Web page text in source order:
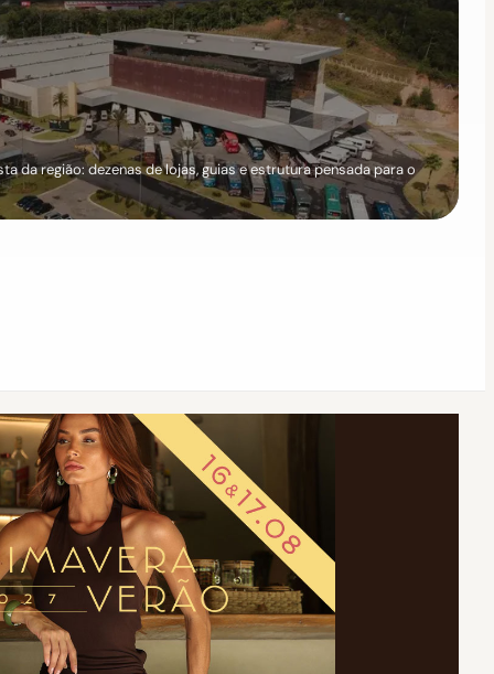
da região: dezenas de lojas, guias e estrutura pensada para o